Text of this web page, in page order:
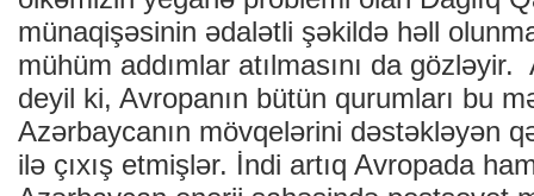
münaqişəsinin ədalətli şəkildə həll
mühüm addımlar atılmasını da
deyil ki, Avropanın bütün qurumları bu
Azərbaycanın mövqelərini dəstəkləyən
ilə çıxış etmişlər. İndi artıq Avropada